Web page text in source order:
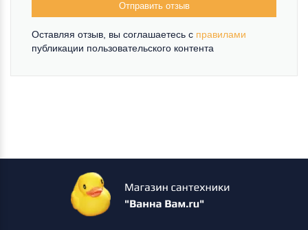
Отправить отзыв
Оставляя отзыв, вы соглашаетесь c правилами
публикации пользовательского контента